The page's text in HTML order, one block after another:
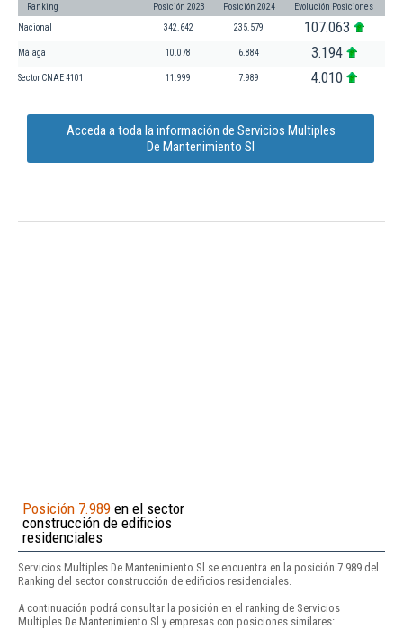
Ranking Posición 2023 Posición 2024 Evolución Posiciones
Nacional 342.642 235.579 107.063
Málaga 10.078 6.884 3.194
Sector CNAE 4101 11.999 7.989 4.010
Acceda a toda la información de Servicios Multiples
De Mantenimiento Sl
Posición 7.989 en el sector
construcción de edificios
residenciales
Servicios Multiples De Mantenimiento Sl se encuentra en la posición 7.989 del
Ranking del sector construcción de edificios residenciales.
A continuación podrá consultar la posición en el ranking de Servicios
Multiples De Mantenimiento Sl y empresas con posiciones similares: